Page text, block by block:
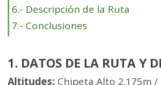
6.- Descripción de la Ruta
7.- Conclusiones
1. DATOS DE LA RUTA Y
Altitudes: Chipeta Alto 2.175m /